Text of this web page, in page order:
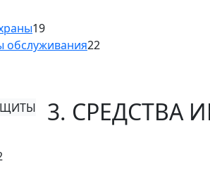
19
обслуживания22
3. СРЕДСТВА